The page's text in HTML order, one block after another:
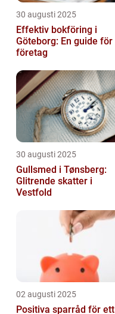
30 augusti 2025
Effektiv bokföring i
Göteborg: En guide för
företag
30 augusti 2025
Gullsmed i Tønsberg:
Glitrende skatter i
Vestfold
02 augusti 2025
Positiva sparråd för ett